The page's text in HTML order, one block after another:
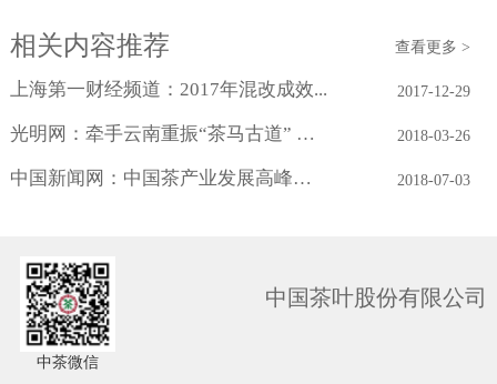
相关内容推荐 查看更多 >
上海第一财经频道：2017年混改成效... 2017-12-29
光明网：牵手云南重振“茶马古道” 中... 2018-03-26
中国新闻网：中国茶产业发展高峰论坛福... 2018-07-03
中国茶叶股份有限公司
中茶微信